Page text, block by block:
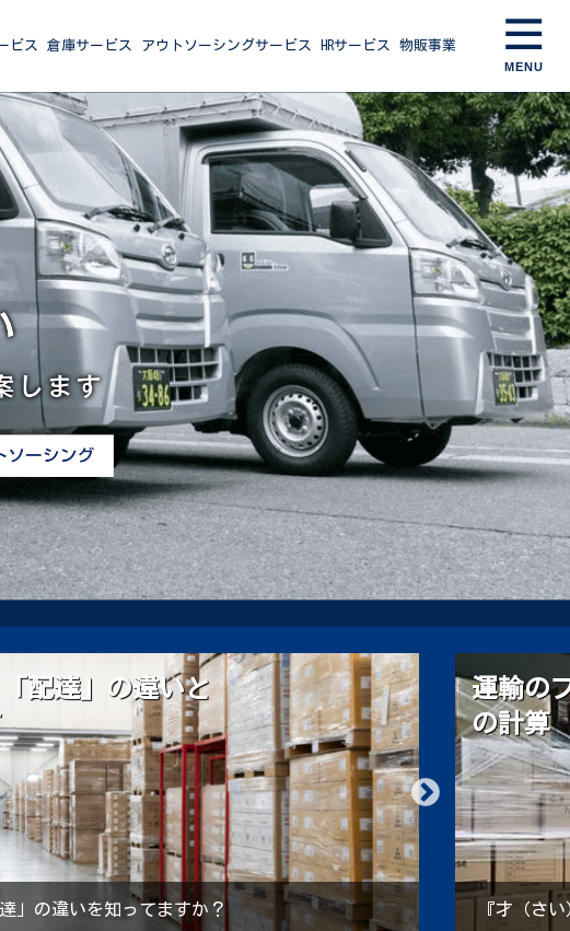
ビス 倉庫サービス アウトソーシングサービス HRサービス 物販事業
才数』と『㎥（エムスリー）』
ってどういう意味か ご存じでしょうか？
運輸会
るの？
運送の料